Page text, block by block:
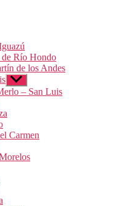
de Río Hondo
de los Andes
Mostrar
el
submenú
– San Luis
Carmen